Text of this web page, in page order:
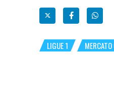
LIGUE 1 MERCATO